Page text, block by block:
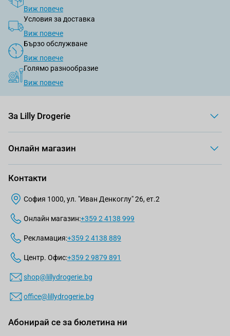
Виж повече
Условия за доставка
Виж повече
Бързо обслужване
Виж повече
Голямо разнообразие
Виж повече
За Lilly Drogerie
Онлайн магазин
Контакти
София 1000, ул. "Иван Денкоглу" 26, ет.2
Онлайн магазин:+359 2 4138 999
Рекламация:+359 2 4138 889
Центр. Офис:+359 2 9879 891
shop@lillydrogerie.bg
office@lillydrogerie.bg
Абонирай се за бюлетина ни